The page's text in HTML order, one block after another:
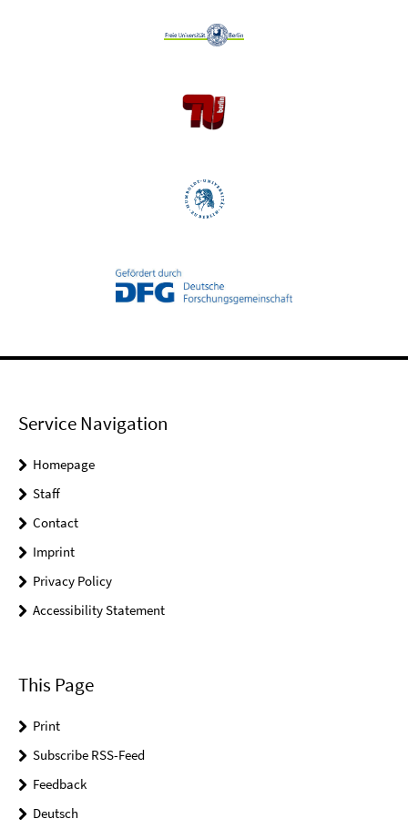
Service Navigation
Homepage
Staff
Contact
Imprint
Privacy Policy
Accessibility Statement
This Page
Print
Subscribe RSS-Feed
Feedback
Deutsch